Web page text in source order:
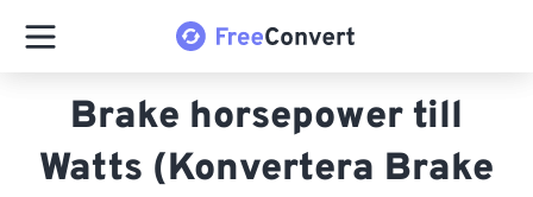
Brake horsepower till
Watts (Konvertera Brake